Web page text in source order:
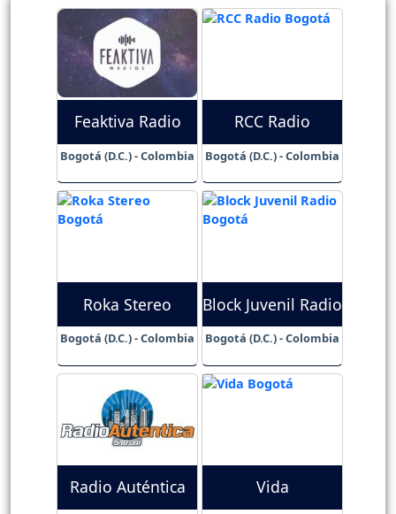
Feaktiva Radio
Bogotá (D.C.) - Colombia
RCC Radio
Bogotá (D.C.) - Colombia
Roka Stereo
Bogotá (D.C.) - Colombia
Block Juvenil Radio
Bogotá (D.C.) - Colombia
Radio Auténtica Vida